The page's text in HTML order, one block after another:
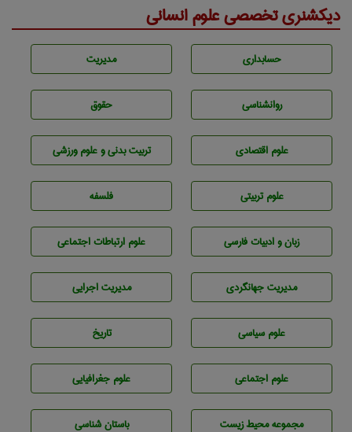
دیکشنری تخصصی علوم انسانی
حسابداری مديريت
روانشناسی حقوق
علوم اقتصادی تربيت بدنی و علوم ورزشی
علوم تربيتی فلسفه
زبان و ادبيات فارسی علوم ارتباطات اجتماعی
مديريت جهانگردی مديريت اجرايی
علوم سياسی تاريخ
علوم اجتماعی علوم جغرافيايی
مجموعه محيط زيست باستان شناسی